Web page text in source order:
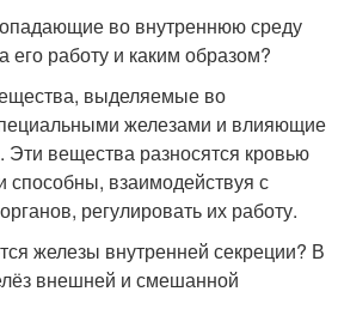
во внутреннюю среду
его работу и каким образом?
выделяемые во
железами и влияющие
Эти вещества разносятся кровью
способны, взаимодействуя с
регулировать их работу.
железы внутренней секреции? В
внешней и смешанной